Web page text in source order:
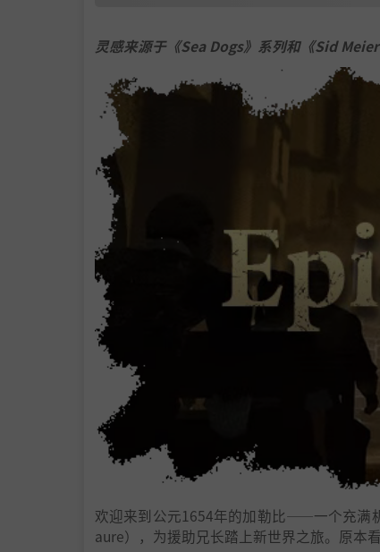
灵感来源于《Sea Dogs》系列和《Sid
欢迎来到公元1654年的加勒比——一个充满
aure），为援助兄长踏上新世界之旅。原本